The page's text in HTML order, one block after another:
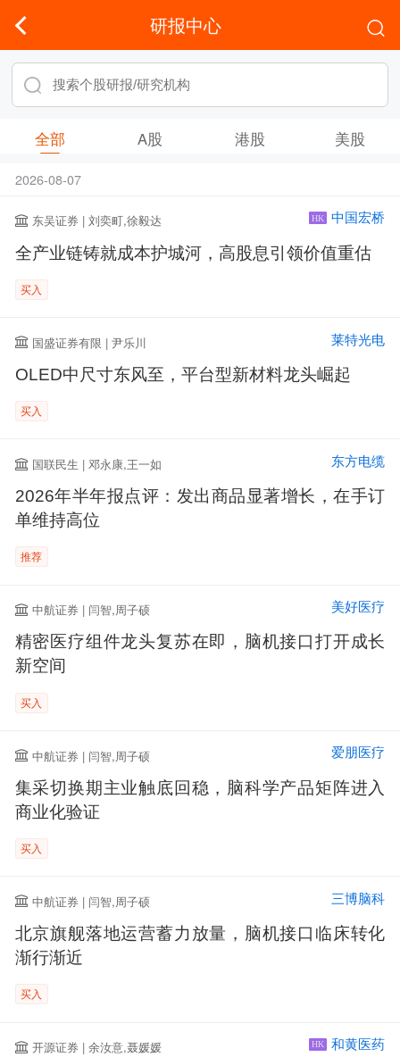
研报中心
全部 A股 港股 美股
2026-08-07
东吴证券 | 刘奕町,徐毅达 HK 中国宏桥
全产业链铸就成本护城河，高股息引领价值重估
买入
国盛证券有限 | 尹乐川 莱特光电
OLED中尺寸东风至，平台型新材料龙头崛起
买入
国联民生 | 邓永康,王一如 东方电缆
2026年半年报点评：发出商品显著增长，在手订
单维持高位
推荐
中航证券 | 闫智,周子硕 美好医疗
精密医疗组件龙头复苏在即，脑机接口打开成长
新空间
买入
中航证券 | 闫智,周子硕 爱朋医疗
集采切换期主业触底回稳，脑科学产品矩阵进入
商业化验证
买入
中航证券 | 闫智,周子硕 三博脑科
北京旗舰落地运营蓄力放量，脑机接口临床转化
渐行渐近
买入
开源证券 | 余汝意,聂媛媛 HK 和黄医药